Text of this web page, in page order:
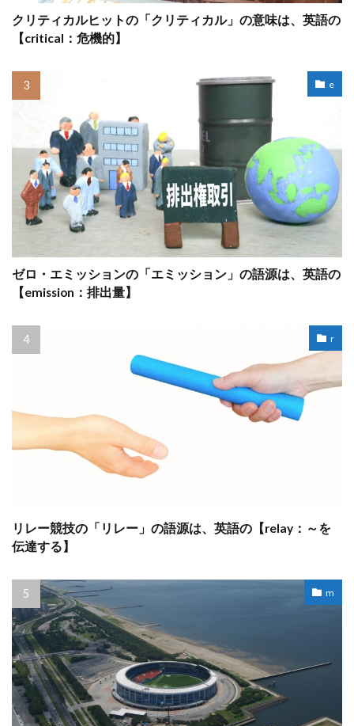
クリティカルヒットの「クリティカル」の意味は、英語の
【critical：危機的】
e
ゼロ・エミッションの「エミッション」の語源は、英語の
【emission：排出量】
r
リレー競技の「リレー」の語源は、英語の【relay：～を
伝達する】
m